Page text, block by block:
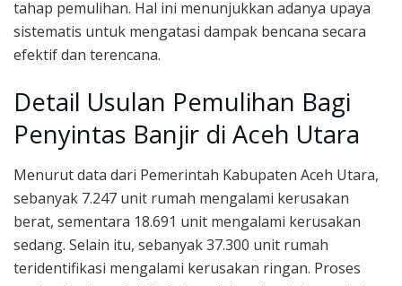
tahap pemulihan. Hal ini menunjukkan adanya upaya
sistematis untuk mengatasi dampak bencana secara
efektif dan terencana.
Detail Usulan Pemulihan Bagi
Penyintas Banjir di Aceh Utara
Menurut data dari Pemerintah Kabupaten Aceh Utara,
sebanyak 7.247 unit rumah mengalami kerusakan
berat, sementara 18.691 unit mengalami kerusakan
sedang. Selain itu, sebanyak 37.300 unit rumah
teridentifikasi mengalami kerusakan ringan. Proses